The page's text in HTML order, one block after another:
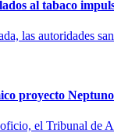
al tabaco
las autoridades
proyecto
el Tribunal de